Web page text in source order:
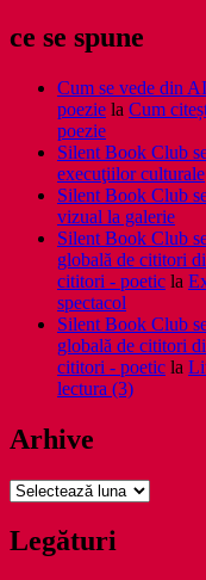
ce se spune
Cum se vede din
poezie la Cum
poezie
Silent Book Club
execuţiilor culturale
Silent Book Club
vizual la galerie
Silent Book Club
globală de cititori
cititori - poetic la
spectacol
Silent Book Club
globală de cititori
cititori - poetic la
lectura (3)
Arhive
Arhive
Legături